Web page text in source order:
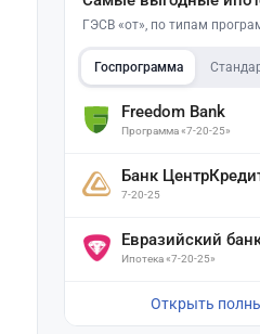
ГЭСВ «от», по типам
Госпрограмма
Freedom Bank
Программа «7-20-25»
Банк
7-20-25
Евразийский
Ипотека «7-20-25»
Открыть